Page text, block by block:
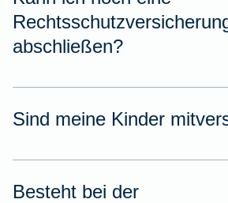
abschließen?
Sind meine Kinder
Besteht bei der